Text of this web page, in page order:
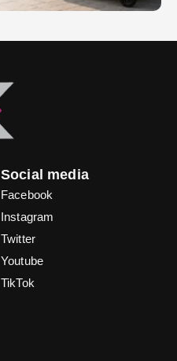
Social media
Facebook
Instagram
Twitter
Youtube
TikTok